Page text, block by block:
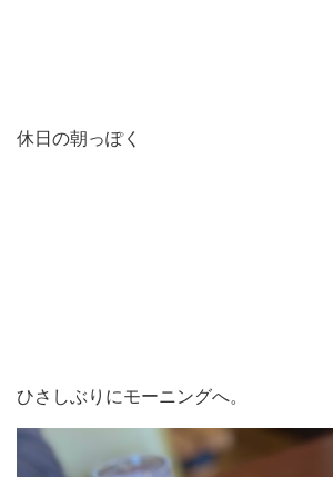
休日の朝っぽく
ひさしぶりにモーニングへ。